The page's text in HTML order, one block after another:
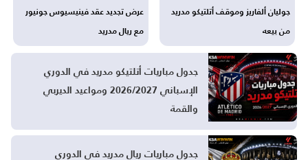
جوليان ألفاريز وموقف أتلتيكو مدريد
من بيعه
عرض تجديد عقد فينيسيوس جونيور
مع ريال مدريد
جدول مباريات أتلتيكو مدريد في الدوري
الإسباني 2026/2027 ومواعيد الديربي
والقمة
جدول مباريات ريال مدريد في الدوري